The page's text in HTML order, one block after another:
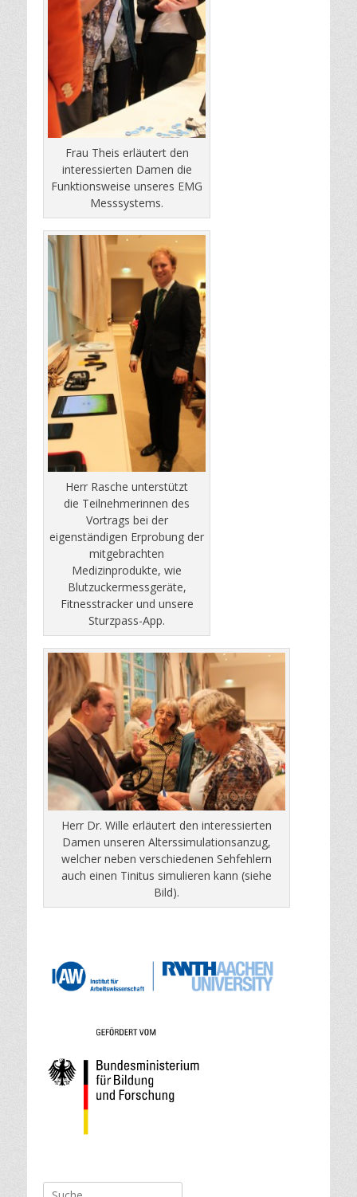
Frau Theis erläutert den
interessierten Damen die
Funktionsweise unseres EMG
Messsystems.
Herr Rasche unterstützt
die Teilnehmerinnen des
Vortrags bei der
eigenständigen Erprobung der
mitgebrachten
Medizinprodukte, wie
Blutzuckermessgeräte,
Fitnesstracker und unsere
Sturzpass-App.
Herr Dr. Wille erläutert den interessierten
Damen unseren Alterssimulationsanzug,
welcher neben verschiedenen Sehfehlern
auch einen Tinitus simulieren kann (siehe
Bild).
Suche